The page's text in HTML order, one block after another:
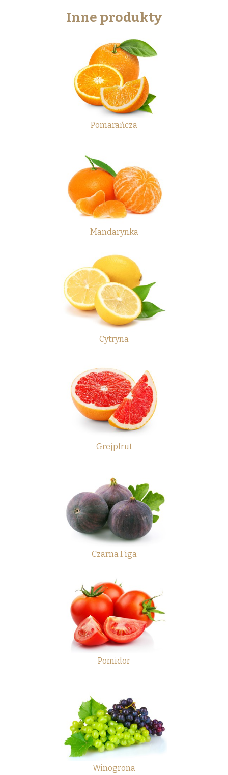
Inne produkty
Pomarańcza
Mandarynka
Cytryna
Grejpfrut
Czarna Figa
Pomidor
Winogrona